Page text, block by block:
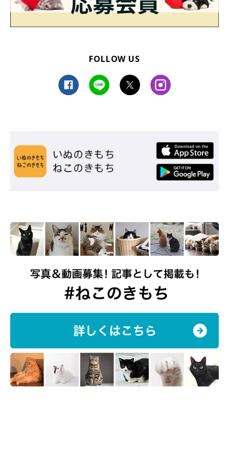
2. 背骨を指で挟むようにして、左右にゆっくり揺らす
参考・写真／「ねこのきもち」2018年1月号『ぽっかぽかサーモ画像付き 3
1と同じ部分を、親指と人差し指・中指で背骨を挟むようにし
て、ユラユラ揺らします。
FOLLOW US